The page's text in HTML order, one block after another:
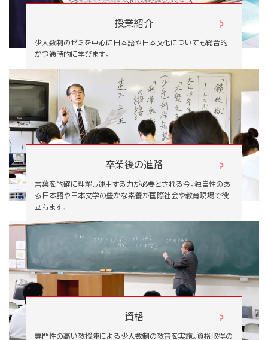
授業紹介
少人数制のゼミを中心に日本語や日本文化についても総合的
かつ通時的に学びます。
卒業後の進路
言葉を的確に理解し運用する力が必要とされる今。独自性のあ
る日本語や日本文学の豊かな素養が国際社会や教育現場で役
立ちます。
資格
専門性の高い教授陣による少人数制の教育を実施。資格取得の